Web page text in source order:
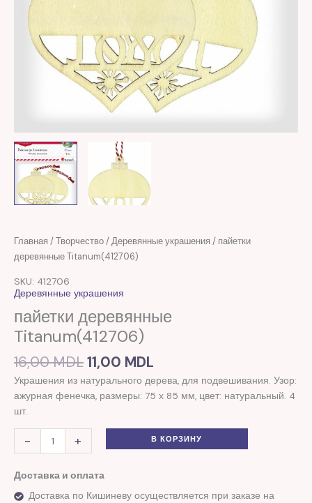
Главная /Творчество/Деревянные украшения / пайетки
деревянные Titanum(412706)
SKU: 412706
Деревянные украшения
пайетки деревянные
Titanum(412706)
16,00MDL
Первоначальная
цена
11,00 MDL
Текущая
Украшения из натурального дерева, для подвешивания. Узор:
ажурная фенечка, размеры: 75 х 85 мм, цвет: натуральный. 4
шт.
-
Количество
товара
деревянные
Titanum(412706)
+ В КОРЗИНУ
Доставка и оплата
Доставка по Кишиневу осуществляется при заказе на